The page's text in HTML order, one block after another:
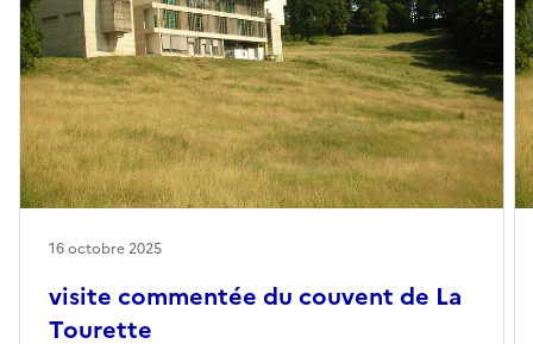
visite commentée du couvent de La
Tourette
16 octobre 2025